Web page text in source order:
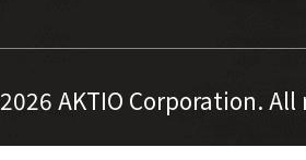
2026 AKTIO Corporation.